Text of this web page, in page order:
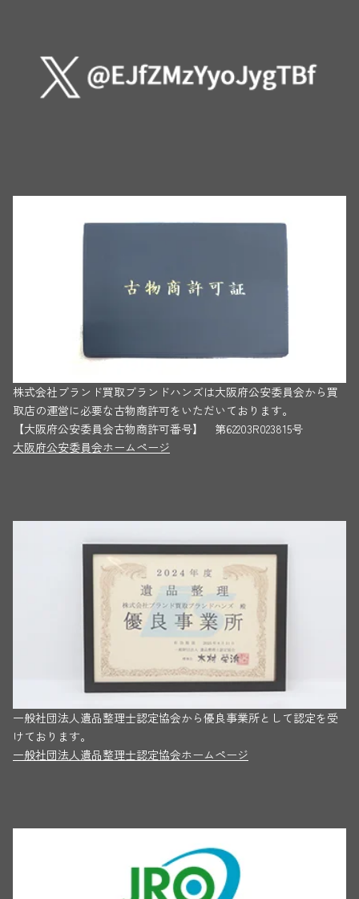
株式会社ブランド買取ブランドハンズは大阪府公安委員会から買
取店の運営に必要な古物商許可をいただいております。
【大阪府公安委員会古物商許可番号】 第62203R023815号
大阪府公安委員会ホームページ
一般社団法人遺品整理士認定協会から優良事業所として認定を受
けております。
一般社団法人遺品整理士認定協会ホームページ